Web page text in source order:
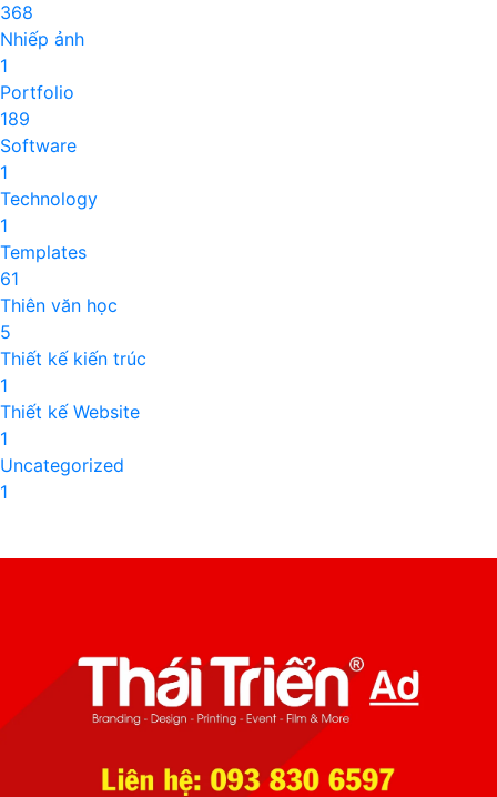
368
Nhiếp ảnh
1
Portfolio
189
Software
1
Technology
1
Templates
61
Thiên văn học
5
Thiết kế kiến trúc
1
Thiết kế Website
1
Uncategorized
1